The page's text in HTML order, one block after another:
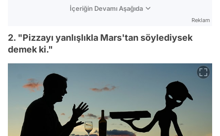
İçeriğin Devamı Aşağıda
Reklam
2. "Pizzayı yanlışlıkla Mars'tan söylediysek
demek ki."